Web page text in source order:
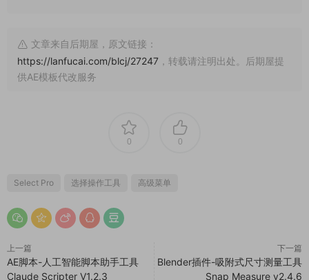
文章来自后期屋，原文链接：
https://lanfucai.com/blcj/27247 ，转载请注明出处。后期屋提
供AE模板代改服务
0 0
Select Pro 选择操作工具 高级菜单
上一篇
AE脚本-人工智能脚本助手工具
Claude Scripter V1.2.3
下一篇
Blender插件-吸附式尺寸测量工具
Snap Measure v2.4.6